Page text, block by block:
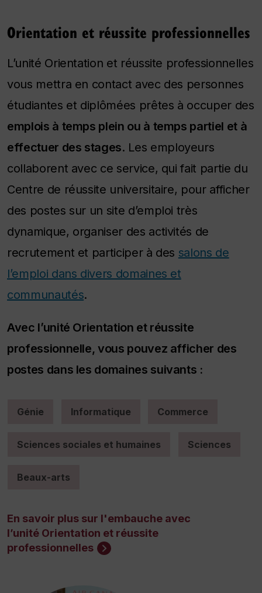
Orientation et réussite professionnelles
L’unité Orientation et réussite professionnelles
vous mettra en contact avec des personnes
étudiantes et diplômées prêtes à occuper des
emplois à temps plein ou à temps partiel et à
effectuer des stages. Les employeurs
collaborent avec ce service, qui fait partie du
Centre de réussite universitaire, pour afficher
des postes sur un site d’emploi très
dynamique, organiser des activités de
recrutement et participer à des salons de
l’emploi dans divers domaines et
communautés.
Avec l’unité Orientation et réussite
professionnelle, vous pouvez afficher des
postes dans les domaines suivants :
Génie Informatique Commerce
Sciences sociales et humaines Sciences
Beaux-arts
En savoir plus sur l'embauche avec
l’unité Orientation et réussite
professionnelles